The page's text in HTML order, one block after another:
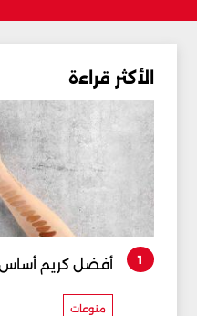
الأكثر قراءة
1 أفضل كريم أساس
منوعات